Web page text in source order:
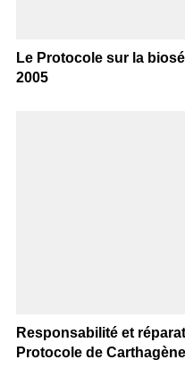
Le Protocole sur la
2005
Responsabilité et
Protocole de